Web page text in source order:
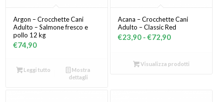
Argon – Crocchette Cani
Adulto – Salmone fresco e
pollo 12 kg
€74,90
Leggi tutto
Mostra
dettagli
Acana – Crocchette Cani
Adulto – Classic Red
€23,90 - €72,90Fascia
prezzo:
Visualizza prodotti